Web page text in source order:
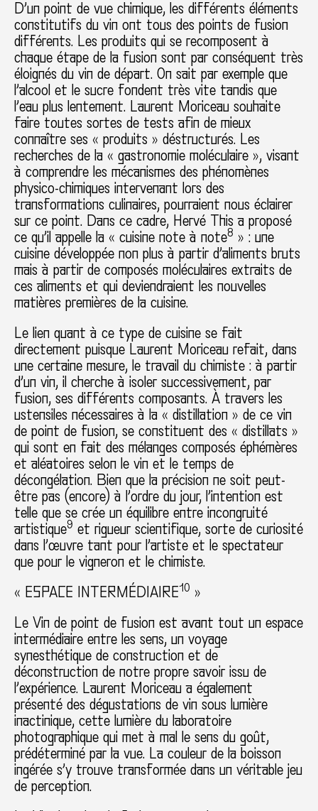
D’un point de vue chimique, les différents éléments
constitutifs du vin ont tous des points de fusion
différents. Les produits qui se recomposent à
chaque étape de la fusion sont par conséquent très
éloignés du vin de départ. On sait par exemple que
l’alcool et le sucre fondent très vite tandis que
l’eau plus lentement. Laurent Moriceau souhaite
faire toutes sortes de tests afin de mieux
connaître ses « produits » déstructurés. Les
recherches de la « gastronomie moléculaire », visant
à comprendre les mécanismes des phénomènes
physico-chimiques intervenant lors des
transformations culinaires, pourraient nous éclairer
sur ce point. Dans ce cadre, Hervé This a proposé
ce qu’il appelle la « cuisine note à note8 » : une
cuisine développée non plus à partir d’aliments bruts
mais à partir de composés moléculaires extraits de
ces aliments et qui deviendraient les nouvelles
matières premières de la cuisine.
Le lien quant à ce type de cuisine se fait
directement puisque Laurent Moriceau refait, dans
une certaine mesure, le travail du chimiste : à partir
d’un vin, il cherche à isoler successivement, par
fusion, ses différents composants. À travers les
ustensiles nécessaires à la « distillation » de ce vin
de point de fusion, se constituent des « distillats »
qui sont en fait des mélanges composés éphémères
et aléatoires selon le vin et le temps de
décongélation. Bien que la précision ne soit peut-
être pas (encore) à l’ordre du jour, l’intention est
telle que se crée un équilibre entre incongruité
artistique9 et rigueur scientifique, sorte de curiosité
dans l’œuvre tant pour l’artiste et le spectateur
que pour le vigneron et le chimiste.
« ESPACE INTERMÉDIAIRE10 »
Le Vin de point de fusion est avant tout un espace
intermédiaire entre les sens, un voyage
synesthétique de construction et de
déconstruction de notre propre savoir issu de
l’expérience. Laurent Moriceau a également
présenté des dégustations de vin sous lumière
inactinique, cette lumière du laboratoire
photographique qui met à mal le sens du goût,
prédéterminé par la vue. La couleur de la boisson
ingérée s’y trouve transformée dans un véritable jeu
de perception.